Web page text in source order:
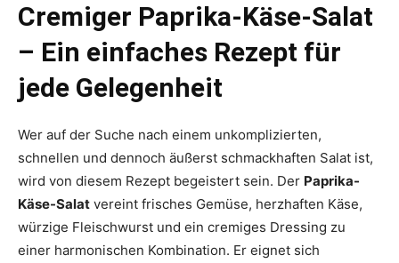
Cremiger Paprika-Käse-Salat
– Ein einfaches Rezept für
jede Gelegenheit
Wer auf der Suche nach einem unkomplizierten,
schnellen und dennoch äußerst schmackhaften Salat ist,
wird von diesem Rezept begeistert sein. Der Paprika-
Käse-Salat vereint frisches Gemüse, herzhaften Käse,
würzige Fleischwurst und ein cremiges Dressing zu
einer harmonischen Kombination. Er eignet sich